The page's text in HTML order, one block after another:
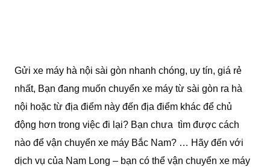
Gửi xe máy hà nội sài gòn nhanh chóng, uy tín, giá rẻ
nhất, Bạn đang muốn chuyển xe máy từ sài gòn ra hà
nội hoặc từ địa điểm này đến địa điểm khác để chủ
động hơn trong việc đi lại? Bạn chưa tìm được cách
nào để vận chuyển xe máy Bắc Nam? … Hãy đến với
dịch vụ của Nam Long – bạn có thể vận chuyển xe máy